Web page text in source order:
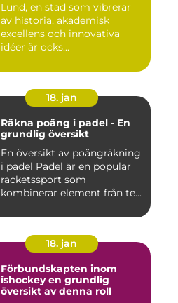
Lund, en stad som vibrerar
av historia, akademisk
excellens och innovativa
idéer är ocks...
18. jan
Räkna poäng i padel - En
grundlig översikt
En översikt av poängräkning
i padel Padel är en populär
racketssport som
kombinerar element från te...
18. jan
Förbundskapten inom
ishockey en grundlig
översikt av denna roll